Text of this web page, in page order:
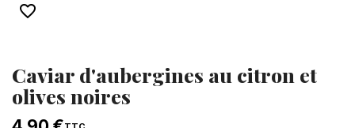
favorite_border
Caviar d'aubergines au citron et
olives noires